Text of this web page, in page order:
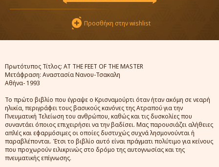
Προσθήκη στην wishlist
Πρωτότυπος Τίτλος: AT THE FEET OF THE MASTER
Μετάφραση: Αναστασία Νανου-Τσακαλη
Αθήνα- 1993
Το πρώτο βιβλίο που έγραψε ο Κρισναμούρτι όταν ήταν ακόμη σε νεαρή
ηλικία, περιγράφει τους βασικούς κανόνες της Ατραπού για την
Πνευματική Τελείωση του ανθρώπου, καθώς και τις δυσκολίες που
συναντάει όποιος επιχειρήσει να την βαδίσει. Μας παρουσιάζει αλήθειες
απλές και εφαρμόσιμες οι οποίες δυστυχώς συχνά λησμονούνται ή
παραβλέπονται. Έτσι το βιβλίο αυτό είναι πράγματι πολύτιμο για κείνους
που προχωρούν ειλικρινώς στο δρόμο της αυτογνωσίας και της
πνευματικής επίγνωσης.